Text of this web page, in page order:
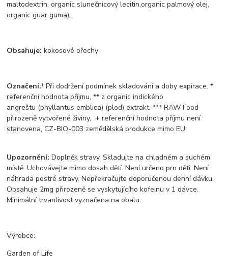
maltodextrin, organic slunečnicový lecitin,organic palmový olej,
organic guar guma),
Obsahuje: kokosové ořechy
Označení:¹ Při dodržení podmínek skladování a doby expirace. *
referenční hodnota příjmu, ** z organic indického
angreštu (phyllantus emblica) (plod) extrakt, *** RAW Food
přirozeně vytvořené živiny, + referenční hodnota příjmu není
stanovena, CZ-BIO-003 zemědělská produkce mimo EU,
Upozornění: Doplněk stravy. Skladujte na chladném a suchém
místě. Uchovávejte mimo dosah dětí. Není určeno pro děti. Není
náhrada pestré stravy. Nepřekračujte doporučenou denní dávku.
Obsahuje 2mg přirozeně se vyskytujícího kofeinu v 1 dávce.
Minimální trvanlivost vyznačena na obalu.
Výrobce:
Garden of Life